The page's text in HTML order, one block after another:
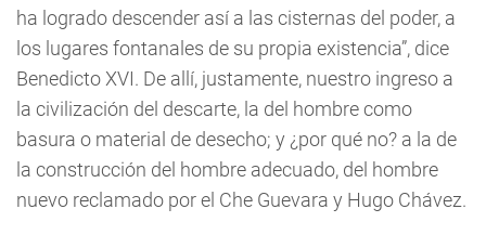
ha logrado descender así a las cisternas del poder, a
los lugares fontanales de su propia existencia”, dice
Benedicto XVI. De allí, justamente, nuestro ingreso a
la civilización del descarte, la del hombre como
basura o material de desecho; y ¿por qué no? a la de
la construcción del hombre adecuado, del hombre
nuevo reclamado por el Che Guevara y Hugo Chávez.